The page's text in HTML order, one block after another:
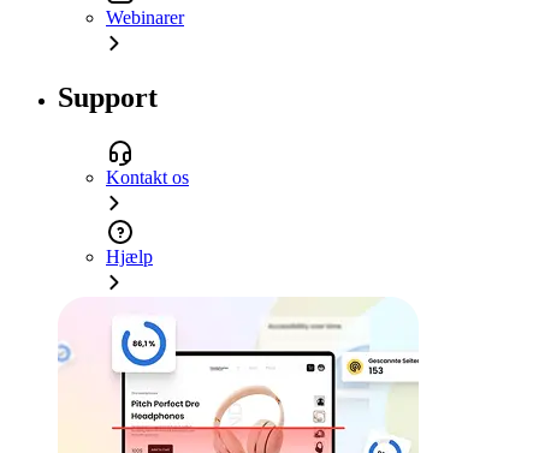
Webinarer
Support
Kontakt os
Hjælp